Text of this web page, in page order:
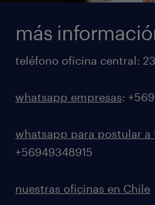
más
teléfono oficina central:
whatsapp empresas:
whatsapp para postular a
+56949348915
nuestras oficinas en Chile